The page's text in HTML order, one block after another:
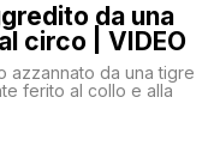
da una
circo | VIDEO
azzannato da una tigre
ferito al collo e alla